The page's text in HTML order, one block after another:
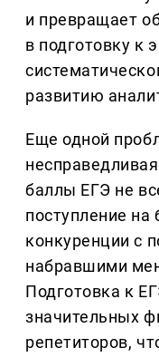
и превращает
в подготовку к
развитию
Еще одной
баллы ЕГЭ не
поступление
конкуренции с
набравшими
Подготовка к
значительных
репетиторов,